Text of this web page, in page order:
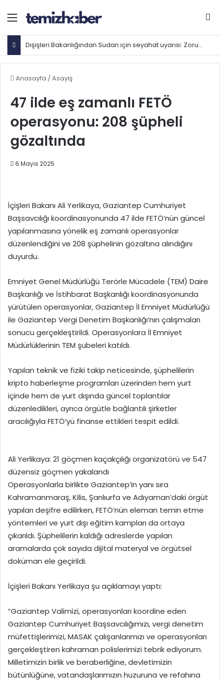
Menü
Dışişleri Bakanlığından Sudan için seyahat uyarısı: Zorunlu değilse gitmeyin
Anasayfa / Asayiş
47 ilde eş zamanlı FETÖ
operasyonu: 208 şüpheli
gözaltında
6 Mayıs 2025
İçişleri Bakanı Ali Yerlikaya, Gaziantep Cumhuriyet
Başsavcılığı koordinasyonunda 47 ilde FETÖ’nün güncel
yapılanmasına yönelik eş zamanlı operasyonlar
düzenlendiğini ve 208 şüphelinin gözaltına alındığını
duyurdu.
Emniyet Genel Müdürlüğü Terörle Mücadele (TEM) Daire
Başkanlığı ve İstihbarat Başkanlığı koordinasyonunda
yürütülen operasyonlar, Gaziantep İl Emniyet Müdürlüğü
ile Gaziantep Vergi Denetim Başkanlığı’nın çalışmaları
sonucu gerçekleştirildi. Operasyonlara İl Emniyet
Müdürlüklerinin TEM şubeleri katıldı.
Yapılan teknik ve fiziki takip neticesinde, şüphelilerin
kripto haberleşme programları üzerinden hem yurt
içinde hem de yurt dışında güncel toplantılar
düzenledikleri, ayrıca örgütle bağlantılı şirketler
aracılığıyla FETÖ’yü finanse ettikleri tespit edildi.
Ali Yerlikaya: 21 göçmen kaçakçılığı organizatörü ve 547
düzensiz göçmen yakalandı
Operasyonlarla birlikte Gaziantep’in yanı sıra
Kahramanmaraş, Kilis, Şanlıurfa ve Adıyaman’daki örgüt
yapıları deşifre edilirken, FETÖ’nün eleman temin etme
yöntemleri ve yurt dışı eğitim kampları da ortaya
çıkarıldı. Şüphelilerin kaldığı adreslerde yapılan
aramalarda çok sayıda dijital materyal ve örgütsel
doküman ele geçirildi.
İçişleri Bakanı Yerlikaya şu açıklamayı yaptı:
“Gaziantep Valimizi, operasyonları koordine eden
Gaziantep Cumhuriyet Başsavcılığımızı, vergi denetim
müfettişlerimizi, MASAK çalışanlarımızı ve operasyonları
gerçekleştiren kahraman polislerimizi tebrik ediyorum.
Milletimizin birlik ve beraberliğine, devletimizin
bütünlüğüne, vatandaşlarımızın huzuruna ve refahına